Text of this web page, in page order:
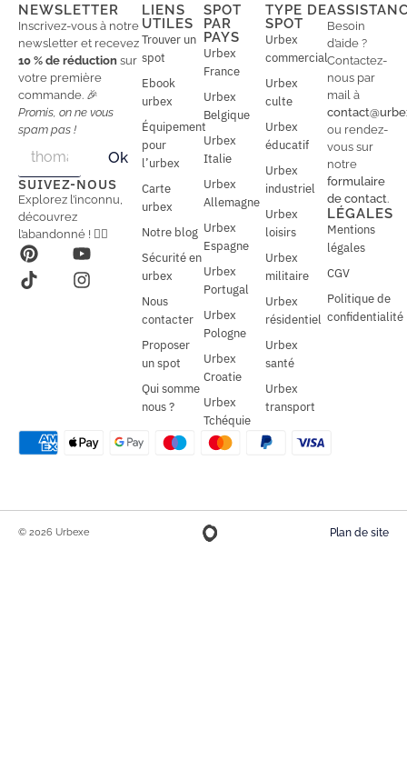
NEWSLETTER
Inscrivez-vous à notre
newsletter et recevez
10 % de réduction sur
votre première
commande. 🎉
Promis, on ne vous
spam pas !
a
i
l
a
i
l
*
Ok
SUIVEZ-NOUS
Explorez l’inconnu,
découvrez
l’abandonné ! 🕵️‍♂️
LIENS
UTILES
Trouver un
spot
Ebook
urbex
Équipement
pour
l’urbex
Carte
urbex
Notre blog
Sécurité en
urbex
Nous
contacter
Proposer
un spot
Qui somme
nous ?
SPOT
PAR
PAYS
Urbex
France
Urbex
Belgique
Urbex
Italie
Urbex
Allemagne
Urbex
Espagne
Urbex
Portugal
Urbex
Pologne
Urbex
Croatie
Urbex
Tchéquie
TYPE DE
SPOT
Urbex
commercial
Urbex
culte
Urbex
éducatif
Urbex
industriel
Urbex
loisirs
Urbex
militaire
Urbex
résidentiel
Urbex
santé
Urbex
transport
Besoin
d’aide ?
Contactez-
nous par
mail à
ou rendez-
vous sur
notre
formulaire
de contact.
LÉGALES
Mentions
légales
CGV
Politique de
confidentialité
© 2026 Urbexe Plan de site